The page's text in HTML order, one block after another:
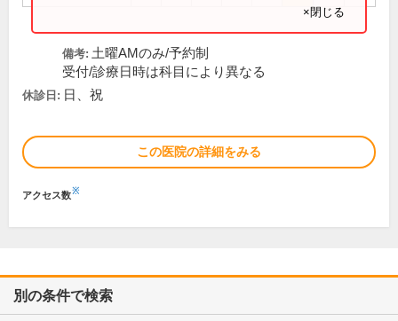
×閉じる
備考: 土曜AMのみ/予約制
受付/診療日時は科目により異なる
休診日: 日、祝
この医院の詳細をみる
アクセス数※
別の条件で検索